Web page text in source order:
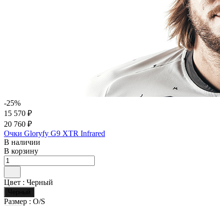
-25%
15 570 ₽
20 760 ₽
Очки Gloryfy G9 XTR Infrared
В наличии
В корзину
Цвет : Черный
Черный
Размер : O/S